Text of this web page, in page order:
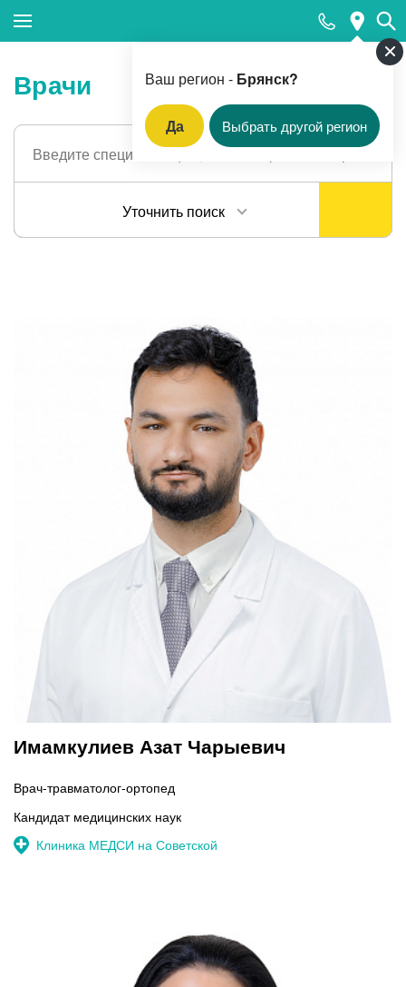
Ваш регион - Брянск?
Да Выбрать другой регион
Популярные запросы
Прием гинеколога
Прием дерматовенеролога
Оформление санитарной книжки
Прием кардиолога
Прием терапевта-стоматолога
Врачи
Уточнить поиск
Имамкулиев Азат Чарыевич
Врач-травматолог-ортопед
Кандидат медицинских наук
Клиника МЕДСИ на Советской